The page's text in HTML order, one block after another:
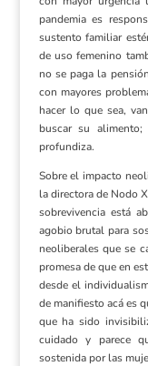
pandemia es
sustento familiar
de uso femenino
no se paga la
con mayores
hacer lo que sea,
buscar su
profundiza.
Sobre el impacto
la directora de Nodo
sobrevivencia está
agobio brutal para
neoliberales que se
promesa de que en
desde el
de manifiesto acá es
que ha sido
cuidado y parece
sostenida por las